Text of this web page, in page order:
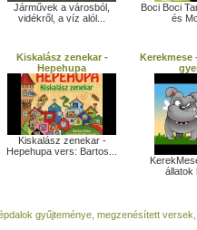
Járművek a városból,
vidékről, a víz alól...
Boci Boci
és
Kiskalász zenekar -
Hepehupa
Kiskalász zenekar -
Hepehupa vers: Bartos...
állatok
gyűjteménye, megzenésített